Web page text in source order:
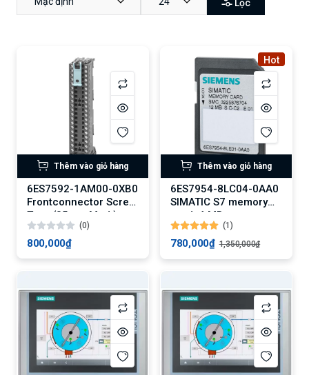
Lọc
Thêm vào giỏ hàng
6ES7592-1AM00-0XB0
Frontconnector Screw
Type (35mm Mod.)
(0)
800,000₫
Hot
Thêm vào giỏ hàng
6ES7954-8LC04-0AA0
SIMATIC S7 memory
card, 4 MB
(1)
780,000₫ 1,350,000₫